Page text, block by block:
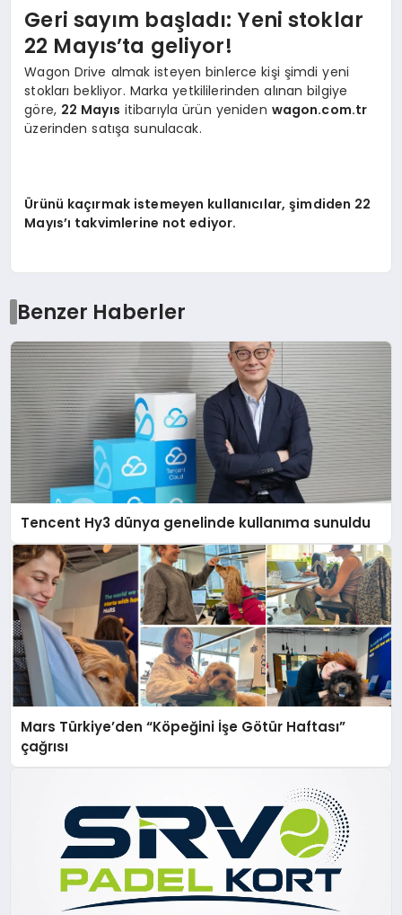
Geri sayım başladı: Yeni stoklar
22 Mayıs’ta geliyor!
Wagon Drive almak isteyen binlerce kişi şimdi yeni
stokları bekliyor. Marka yetkililerinden alınan bilgiye
göre, 22 Mayıs itibarıyla ürün yeniden wagon.com.tr
üzerinden satışa sunulacak.
Ürünü kaçırmak istemeyen kullanıcılar, şimdiden 22
Mayıs’ı takvimlerine not ediyor.
Benzer Haberler
Tencent Hy3 dünya genelinde kullanıma sunuldu
Mars Türkiye’den “Köpeğini İşe Götür Haftası”
çağrısı